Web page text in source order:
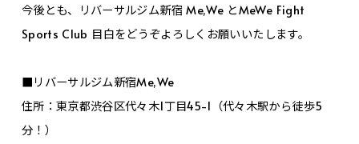
今後とも、リバーサルジム新宿 Me,We とMeWe Fight
Sports Club 目白をどうぞよろしくお願いいたします。
■リバーサルジム新宿Me,We
住所：東京都渋谷区代々木1丁目45-1（代々木駅から徒歩5
分！）